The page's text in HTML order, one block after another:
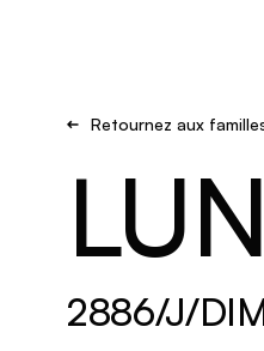
Retournez aux
2886/J/